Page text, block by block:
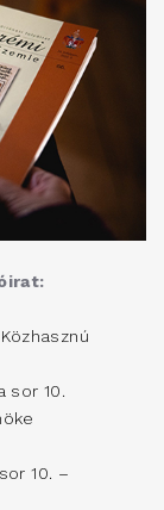
sor 10.
10. –